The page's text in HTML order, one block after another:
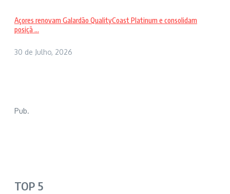
Açores renovam Galardão QualityCoast Platinum e consolidam
posiçã ...
30 de Julho, 2026
Pub.
TOP 5